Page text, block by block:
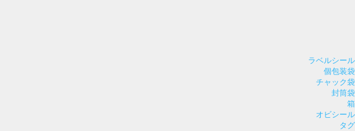
ラベルシール
個包装袋
チャック袋
封筒袋
箱
オビシール
タグ